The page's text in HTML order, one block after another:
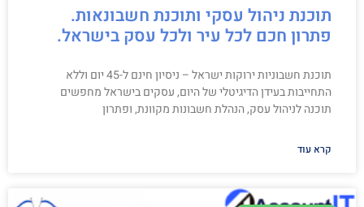
תוכנת ניהול עסקי ותוכנת חשבונאות.
פתרון חכם לכל עיר ולכל עסק בישראל.
תוכנת חשבוניות ירוקות ישראל – ניסיון חינם ל-45 יום וללא
התחייבות בעידן הדיגיטלי של היום, עסקים בישראל מחפשים
תוכנה לניהול עסק, הנהלת חשבונות מקוונת, ופתרון
קרא עוד